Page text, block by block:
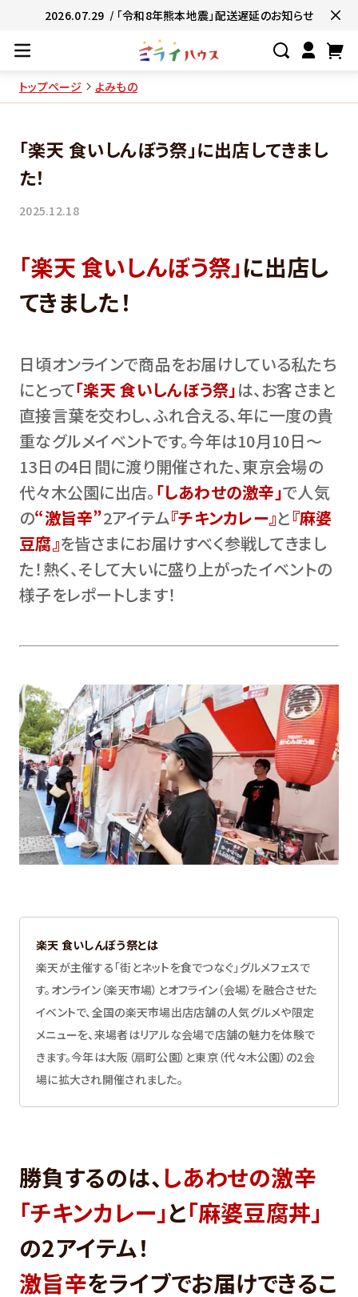
2026.07.29 / 「令和8年熊本地震」配送遅延のお知らせ
#ネコポス対象商品🚚
#有名店の
#簡単便利👍
#お子様と一緒に
トップページ よみもの
「楽天 食いしんぼう祭」に出店してきまし
た！
2025.12.18
「楽天 食いしんぼう祭」に出店し
てきました！
日頃オンラインで商品をお届けしている私たち
にとって「楽天 食いしんぼう祭」は、お客さまと
直接言葉を交わし、ふれ合える、年に一度の貴
重なグルメイベントです。今年は10月10日〜
13日の4日間に渡り開催された、東京会場の
代々木公園に出店。 「しあわせの激辛」で人気
の“激旨辛”2アイテム『チキンカレー』と『麻婆
豆腐』を皆さまにお届けすべく参戦してきまし
た！熱く、そして大いに盛り上がったイベントの
様子をレポートします！
楽天 食いしんぼう祭とは
楽天が主催する「街とネットを食でつなぐ」グルメフェスで
す。オンライン（楽天市場）とオフライン（会場）を融合させた
イベントで、全国の楽天市場出店店舗の人気グルメや限定
メニューを、来場者はリアルな会場で店舗の魅力を体験で
きます。今年は大阪（扇町公園）と東京（代々木公園）の2会
場に拡大され開催されました。
勝負するのは、しあわせの激辛
「チキンカレー」と「麻婆豆腐丼」
の2アイテム！
激旨辛をライブでお届けできるこ